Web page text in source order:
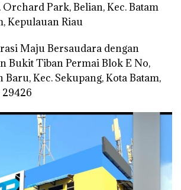
Orchard Park, Belian, Kec. Batam
Kepulauan Riau
Maju Bersaudara dengan
Bukit Tiban Permai Blok E No,
Baru, Kec. Sekupang, Kota Batam,